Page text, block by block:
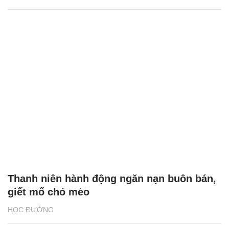
HỌC ĐƯỜNG
Thanh niên hành động ngăn nạn buôn bán,
giết mổ chó mèo